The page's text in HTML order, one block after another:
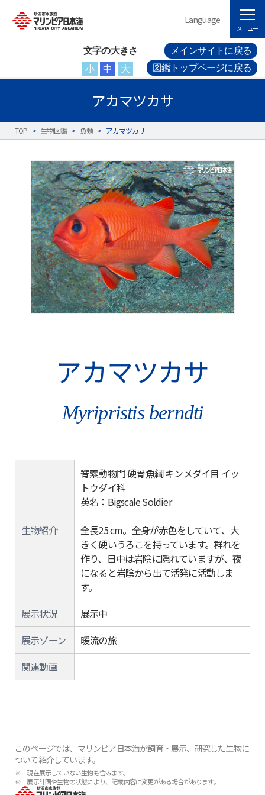
文字の大きさ
小
中 大
メインサイトに戻る
図鑑トップページに戻る
Language
メニュー
アカマツカサ
TOP > 生物図鑑 > 魚類 > アカマツカサ
アカマツカサ
Myripristis berndti
生物紹介
脊索動物門 硬骨魚綱 キンメダイ目 イッ
トウダイ科
英名：Bigscale Soldier
全長25 cm。全身が赤色をしていて、大
きく硬いうろこを持っています。群れを
作り、日中は岩陰に隠れていますが、夜
になると岩陰から出て活発に活動しま
す。
展示状況
展示中
展示ゾーン
暖流の旅
関連動画
このページでは、マリンピア日本海が飼育・展示、研究した生物に
ついて紹介しています。
※ 現在展示していない生物も含みます。
※ 展示計画や生物の状態により、記載内容に変更がある場合があります。